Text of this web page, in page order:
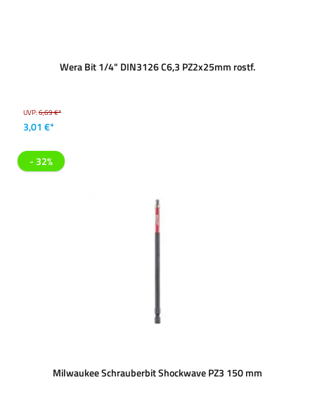
Wera Bit 1/4" DIN3126 C6,3 PZ2x25mm rostf.
UVP:6,69 €*
3,01 €*
- 32%
Milwaukee Schrauberbit Shockwave PZ3 150 mm